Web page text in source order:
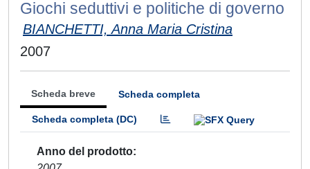
Giochi seduttivi e politiche di governo
BIANCHETTI, Anna Maria Cristina
2007
Scheda breve Scheda completa
Scheda completa (DC)
Anno del prodotto